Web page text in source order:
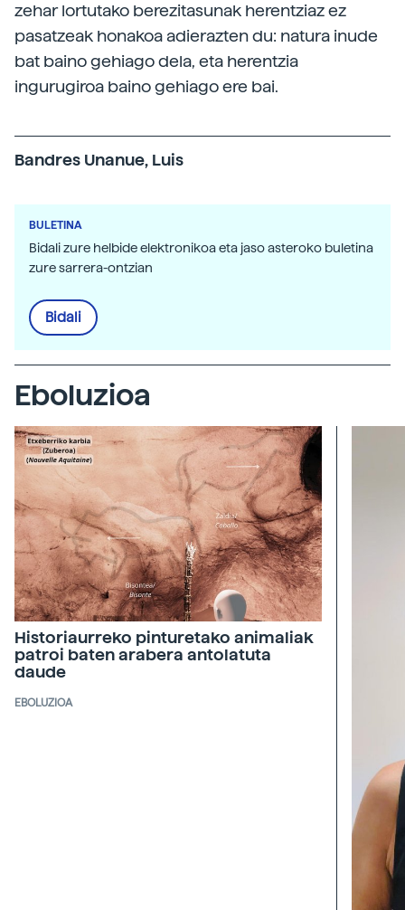
zehar lortutako berezitasunak herentziaz ez
pasatzeak honakoa adierazten du: natura inude
bat baino gehiago dela, eta herentzia
ingurugiroa baino gehiago ere bai.
Bandres Unanue, Luis
BULETINA
Bidali zure helbide elektronikoa eta jaso asteroko buletina
zure sarrera-ontzian
Bidali
Eboluzioa
Historiaurreko pinturetako animaliak
patroi baten arabera antolatuta
daude
EBOLUZIOA